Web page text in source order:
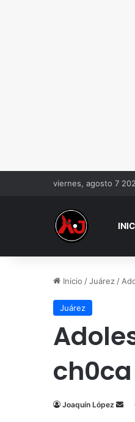
viernes, agosto 7
Inicio /Juárez /
Juárez
Joaquín López